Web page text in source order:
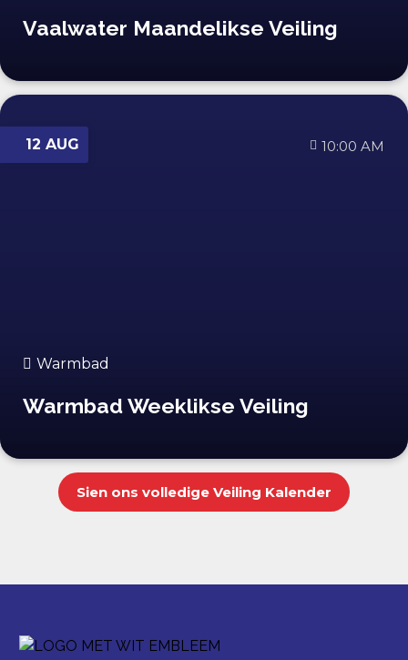
Vaalwater Maandelikse Veiling
12 AUG 10:00 AM
Warmbad
Warmbad Weeklikse Veiling
Sien ons volledige Veiling Kalender